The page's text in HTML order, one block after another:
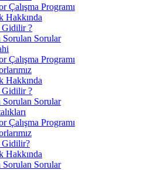
Çalışma Programı
Hakkında
Gidilir ?
Sorulan Sorular
Çalışma Programı
Hakkında
Gidilir ?
Sorulan Sorular
Çalışma Programı
Gidilir?
Hakkında
Sorulan Sorular